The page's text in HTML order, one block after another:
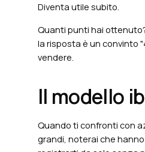
Diventa utile subito.
Quanti punti hai
la risposta è un convinto
vendere.
Il modello
Quando ti confronti con
grandi, noterai che